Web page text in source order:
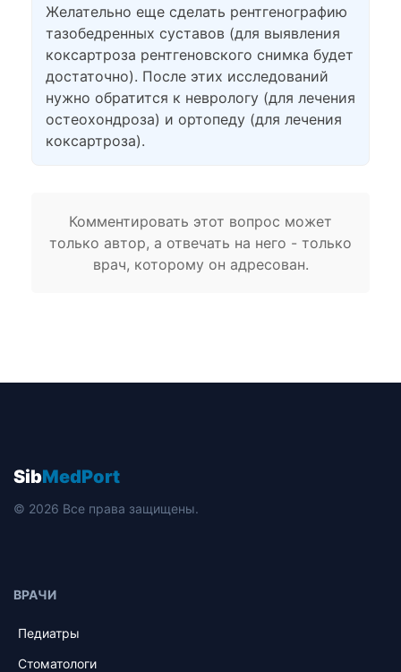
Желательно еще сделать рентгенографию
тазобедренных суставов (для выявления
коксартроза рентгеновского снимка будет
достаточно). После этих исследований
нужно обратится к неврологу (для лечения
остеохондроза) и ортопеду (для лечения
коксартроза).
Комментировать этот вопрос может
только автор, а отвечать на него - только
врач, которому он адресован.
SibMedPort
© 2026 Все права защищены.
ВРАЧИ
Педиатры
Стоматологи